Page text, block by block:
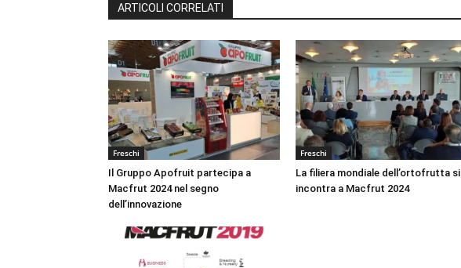
ARTICOLI CORRELATI
Freschi
Il Gruppo Apofruit partecipa a
Macfrut 2024 nel segno
dell’innovazione
Freschi
La filiera mondiale dell’ortofrutta si
incontra a Macfrut 2024